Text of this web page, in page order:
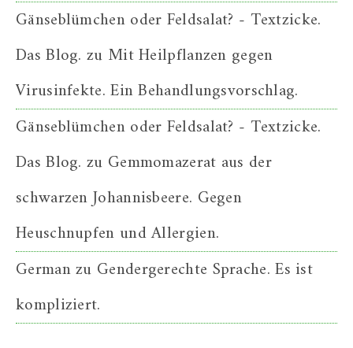
Gänseblümchen oder Feldsalat? - Textzicke.
Das Blog. zu Mit Heilpflanzen gegen
Virusinfekte. Ein Behandlungsvorschlag.
Gänseblümchen oder Feldsalat? - Textzicke.
Das Blog. zu Gemmomazerat aus der
schwarzen Johannisbeere. Gegen
Heuschnupfen und Allergien.
Germanzu Gendergerechte Sprache. Es ist
kompliziert.